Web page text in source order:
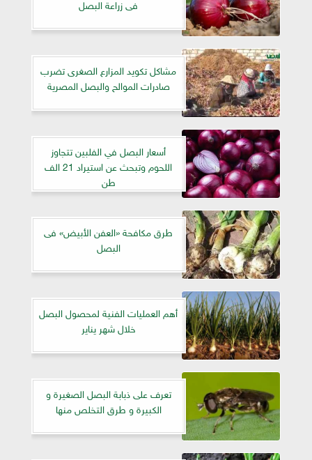
فى زراعة البصل
مشاكل تكويد المزارع الصغرى تضرب
صادرات الموالح والبصل المصرية
أسعار البصل في الفلبين تتجاوز
اللحوم وتبحث عن استيراد 21 الف
طن
طرق مكافحة «العفن الأبيض» فى
البصل
أهم العمليات الفنية لمحصول البصل
خلال شهر يناير
تعرف على ذبابة البصل الصغيرة و
الكبيرة و طرق التخلص منها